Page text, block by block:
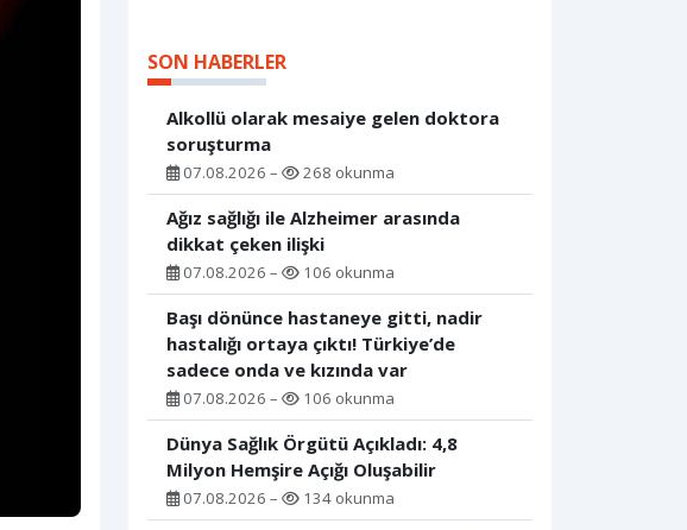
SON HABERLER
Alkollü olarak mesaiye gelen doktora
soruşturma
07.08.2026 – 268 okunma
Ağız sağlığı ile Alzheimer arasında
dikkat çeken ilişki
07.08.2026 – 106 okunma
Başı dönünce hastaneye gitti, nadir
hastalığı ortaya çıktı! Türkiye’de
sadece onda ve kızında var
07.08.2026 – 106 okunma
Dünya Sağlık Örgütü Açıkladı: 4,8
Milyon Hemşire Açığı Oluşabilir
07.08.2026 – 134 okunma